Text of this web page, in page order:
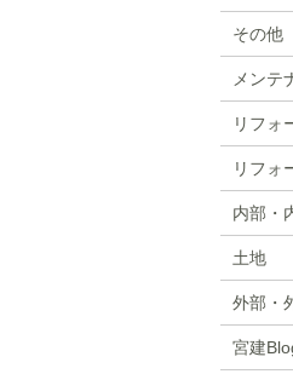
その他
メンテ
リフォ
リフォ
内部・
土地
外部・
宮建